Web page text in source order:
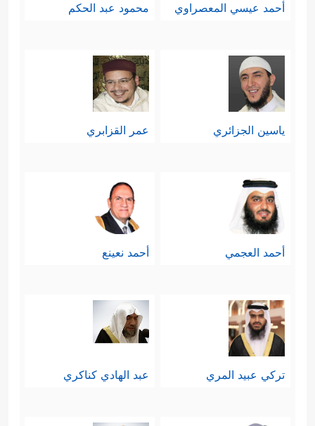
أحمد عيسي المعصراوي محمود عبد الحكم
ياسين الجزائري عمر القزابري
أحمد العجمي أحمد نعينع
تركي عبيد المري عبد الهادي كناكري